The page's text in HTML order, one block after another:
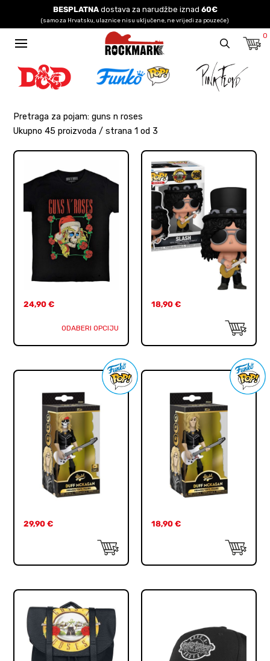
BESPLATNAdostava za narudžbe iznad 60€
(samo za Hrvatsku, ulaznice nisu uključene, ne vrijedi za pouzeće)
0
Pretraga za pojam: guns n roses
Ukupno 45 proizvoda / strana 1 od 3
24,90€
ODABERI OPCIJU
18,90 €
29,90€ 18,90 €